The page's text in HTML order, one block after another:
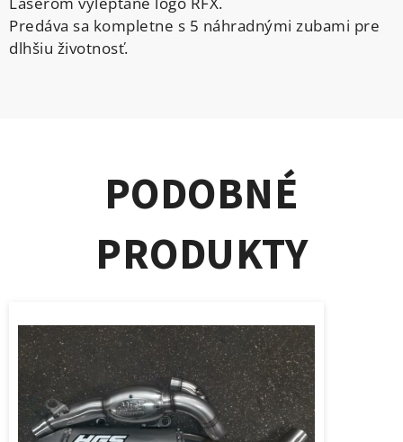
Predáva sa kompletne s 5 náhradnými zubami pre
dlhšiu životnosť.
PODOBNÉ
PRODUKTY